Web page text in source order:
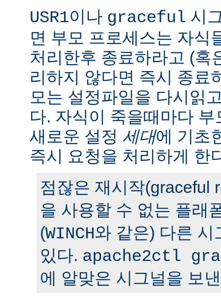
USR1이나 graceful 시
면 부모 프로세스는 자식
처리한후 종료하라고 (혹
리하지 않다면 즉시 종료
모는 설정파일을 다시읽
다. 자식이 죽을때마다
새로운 설정 세대에 기초
즉시 요청을 처리하게 한
점잖은 재시작(graceful
을 사용할 수 없는 플래
(WINCH와 같은) 다른 시
있다. apache2ctl
에 알맞은 시그널을 보